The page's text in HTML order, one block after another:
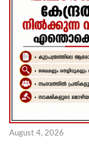
August 4, 2026